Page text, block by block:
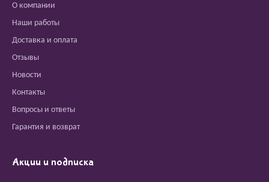
О компании
Наши работы
Доставка и оплата
Отзывы
Новости
Контакты
Вопросы и ответы
Гарантия и возврат
Акции и подписка